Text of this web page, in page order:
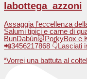
labottega_azzoni
Assaggia l’eccellenza
Salumi tipici e carne di
BunDabùn🐷PorkyBox e
📲3456217868 👇Lasciati
“Vorrei una battuta al